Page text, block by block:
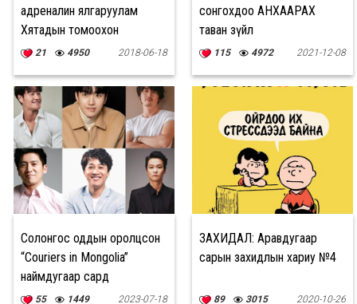
адреналин ялгаруулам
Хятадын томоохон
байгууламжууд
21 4950 2018-06-18
сонгохдоо АНХААРАХ
таван зүйл
115 4972 2021-12-08
Солонгос оддын оролцсон
“Couriers in Mongolia”
наймдугаар сард
дэлгэцнээ гарна
55 1449 2023-07-18
ЗАХИДАЛ: Аравдугаар
сарын захидлын хариу №4
89 3015 2020-10-26